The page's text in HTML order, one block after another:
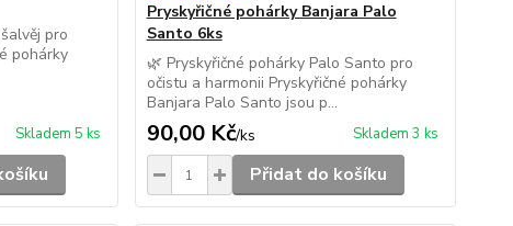
pro
pohárky
Skladem 5 ks
Pryskyřičné pohárky Banjara Palo
Santo 6ks
🌿 Pryskyřičné pohárky Palo Santo pro
očistu a harmonii Pryskyřičné pohárky
Banjara Palo Santo jsou p...
90,00 Kč/ks Skladem 3 ks
Přidat do košíku